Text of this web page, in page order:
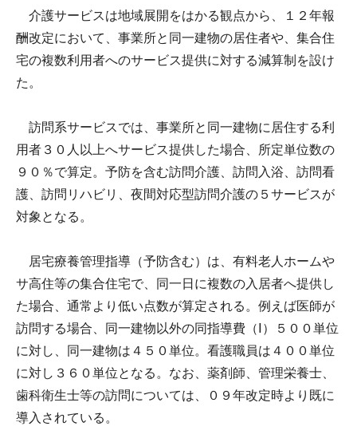
介護サービスは地域展開をはかる観点から、１２年報
酬改定において、事業所と同一建物の居住者や、集合住
宅の複数利用者へのサービス提供に対する減算制を設け
た。
訪問系サービスでは、事業所と同一建物に居住する利
用者３０人以上へサービス提供した場合、所定単位数の
９０％で算定。予防を含む訪問介護、訪問入浴、訪問看
護、訪問リハビリ、夜間対応型訪問介護の５サービスが
対象となる。
居宅療養管理指導（予防含む）は、有料老人ホームや
サ高住等の集合住宅で、同一日に複数の入居者へ提供し
た場合、通常より低い点数が算定される。例えば医師が
訪問する場合、同一建物以外の同指導費（Ⅰ）５００単位
に対し、同一建物は４５０単位。看護職員は４００単位
に対し３６０単位となる。なお、薬剤師、管理栄養士、
歯科衛生士等の訪問については、０９年改定時より既に
導入されている。